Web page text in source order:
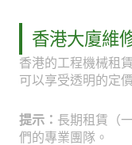
香港大廈維
香港的工程機械租
可以享受透明的定
提示： 長期租賃（
們的專業團隊。